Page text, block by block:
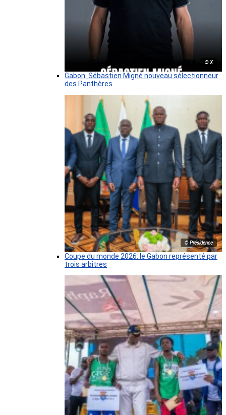
© X
Gabon: Sébastien Migné nouveau sélectionneur
des Panthères
© Présidence
Coupe du monde 2026: le Gabon représenté par
trois arbitres